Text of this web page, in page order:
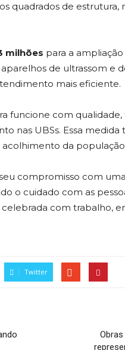
quadrados de
milhões para a
de ultrassom e
mais eficiente.
funcione com
nas UBSs. Essa
acolhimento da
compromisso com uma
o cuidado com as
celebrada com trabalho,
Twitter